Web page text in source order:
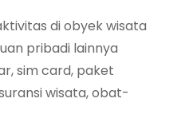
di obyek wisata
pribadi lainnya
sim card, paket
wisata, obat-